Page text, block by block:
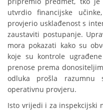
utvrdio financijske
provjerio usklađenost s
zaustaviti postupanje.
mora pokazati kako su
koje su kontrole
prenose prema
odluka prošla razumnu
operativnu provjeru.
Isto vrijedi i za inspekcijski